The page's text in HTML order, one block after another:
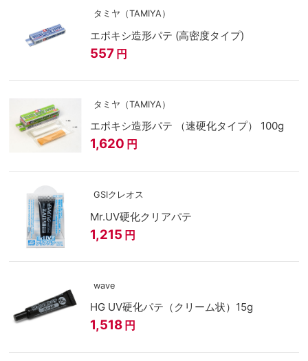
タミヤ（TAMIYA）
エポキシ造形パテ (高密度タイプ)
557 円
タミヤ（TAMIYA）
エポキシ造形パテ （速硬化タイプ） 100g
1,620 円
GSIクレオス
Mr.UV硬化クリアパテ
1,215 円
wave
HG UV硬化パテ（クリーム状）15g
1,518 円